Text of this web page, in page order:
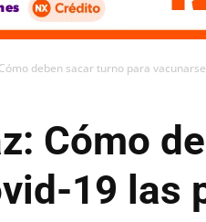
deben sacar turno para
Cómo
19 las